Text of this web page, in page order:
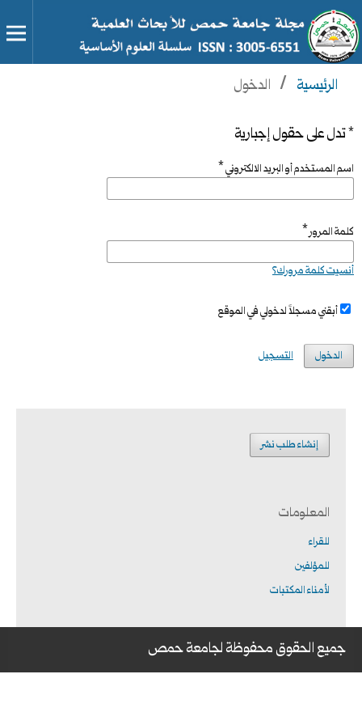
الرئيسية / الدخول
* تدل على حقول إجبارية
اسم المستخدم أو البريد الالكتروني*
كلمة المرور*
أنسيت كلمة مرورك؟
أبقني مسجلاً لدخولي في الموقع
الدخول التسجيل
إنشاء طلب نشر
المعلومات
للقراء
للمؤلفين
لأمناء المكتبات
جميع الحقوق محفوظة لجامعة حمص